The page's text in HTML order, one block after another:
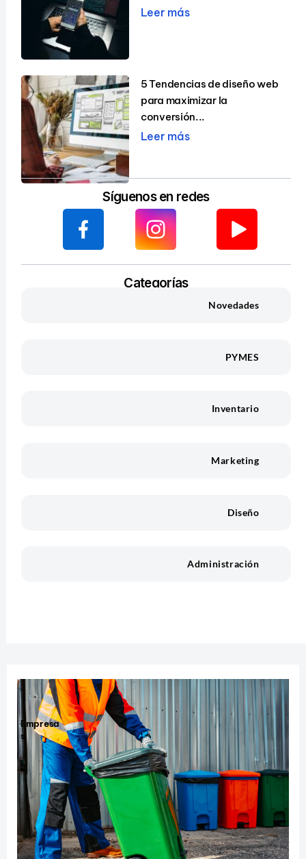
Leer más
5 Tendencias de diseño web
para maximizar la
conversión...
Leer más
Síguenos en redes
Categorías
Novedades
PYMES
Inventario
Marketing
Diseño
Administración
Empresa
s